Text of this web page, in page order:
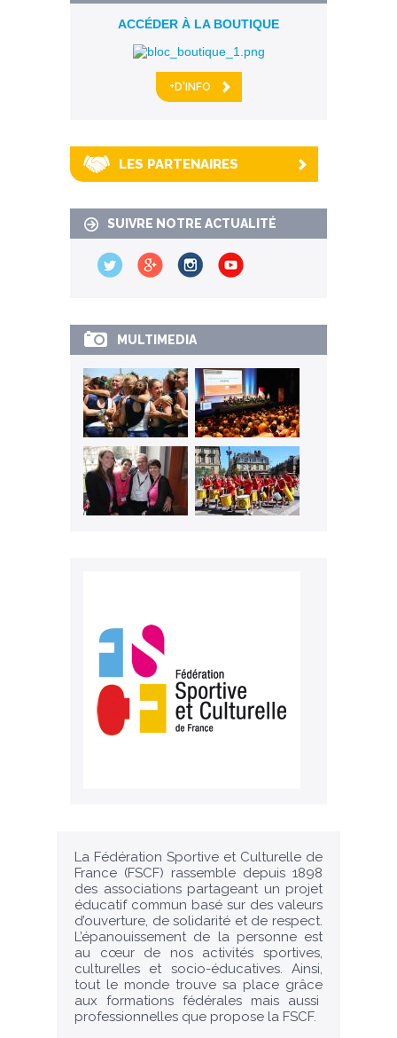
ACCÉDER À LA BOUTIQUE
+D'INFO
LES PARTENAIRES
SUIVRE NOTRE ACTUALITÉ
MULTIMEDIA
La Fédération Sportive et Culturelle de
France (FSCF) rassemble depuis 1898
des associations partageant un projet
éducatif commun basé sur des valeurs
d’ouverture, de solidarité et de respect.
L’épanouissement de la personne est
au cœur de nos activités sportives,
culturelles et socio-éducatives. Ainsi,
tout le monde trouve sa place grâce
aux formations fédérales mais aussi
professionnelles que propose la FSCF.